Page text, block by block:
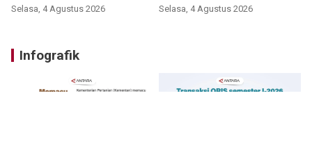
Selasa, 4 Agustus 2026 Selasa, 4 Agustus 2026
Infografik